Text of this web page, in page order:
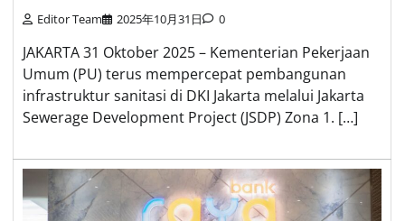
Editor Team 2025年10月31日 0
JAKARTA 31 Oktober 2025 – Kementerian Pekerjaan
Umum (PU) terus mempercepat pembangunan
infrastruktur sanitasi di DKI Jakarta melalui Jakarta
Sewerage Development Project (JSDP) Zona 1. […]